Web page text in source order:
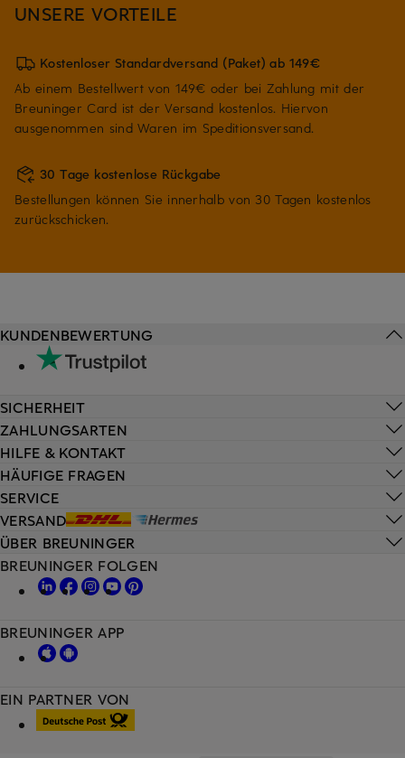
UNSERE VORTEILE
Kostenloser Standardversand (Paket) ab 149€
Ab einem Bestellwert von 149€ oder bei Zahlung mit der
Breuninger Card ist der Versand kostenlos. Hiervon
ausgenommen sind Waren im Speditionsversand.
30 Tage kostenlose Rückgabe
Bestellungen können Sie innerhalb von 30 Tagen kostenlos
zurückschicken.
HILFE & KONTAKT
HÄUFIGE FRAGEN
SERVICE
VERSAND
KUNDENBEWERTUNG
SICHERHEIT
ZAHLUNGSARTEN
ÜBER BREUNINGER
EIN PARTNER VON
BREUNINGER FOLGEN
BREUNINGER APP